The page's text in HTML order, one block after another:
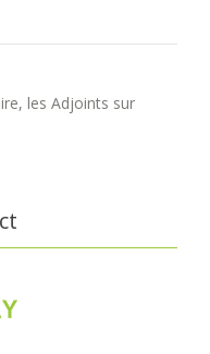
les Adjoints sur